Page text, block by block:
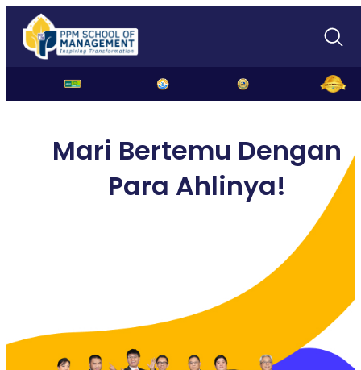
Mari Bertemu Dengan
Para Ahlinya!